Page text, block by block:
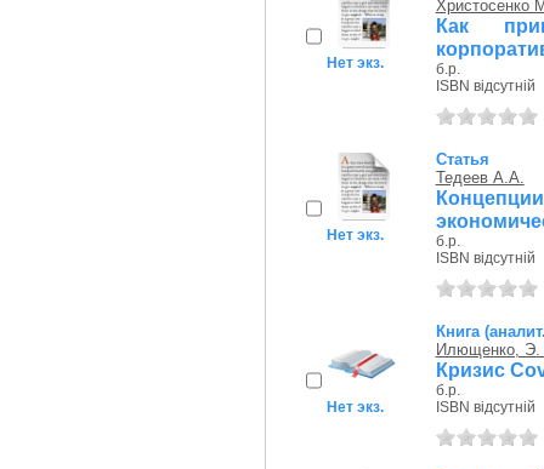
Нет экз.
Христосенко
Как
б.р.
ISBN відсутній
Нет экз.
Статья
Тедеев А.А.
б.р.
ISBN відсутній
Нет экз.
Книга
Илющенко,
Кризис
б.р.
ISBN відсутній